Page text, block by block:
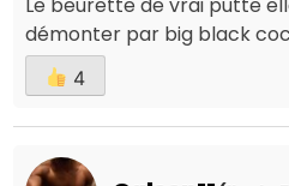
démonter par big black
4